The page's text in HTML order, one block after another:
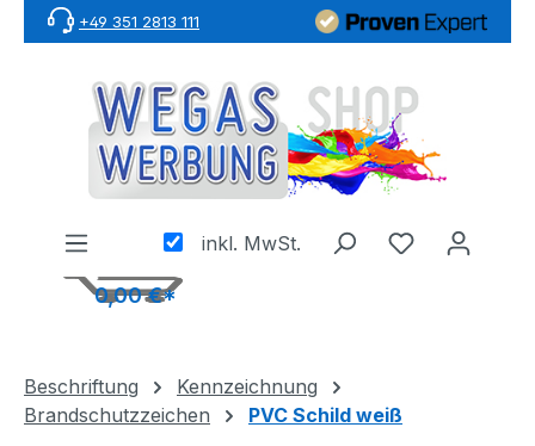
Zum Hauptinhalt springen
+49 351 2813 111
inkl. MwSt.
0,00 €*
Beschriftung
Kennzeichnung
Brandschutzzeichen
PVC Schild weiß